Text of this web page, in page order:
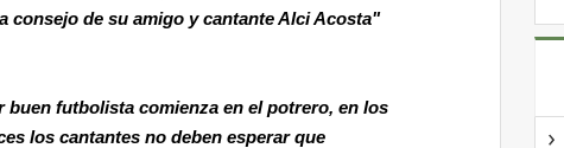
consejo de su amigo y cantante Alci Acosta"
futbolista comienza en el potrero, en los
los cantantes no deben esperar que